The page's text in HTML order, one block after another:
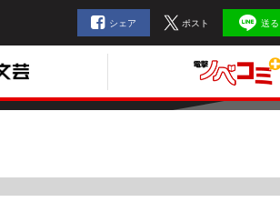
シェア ポスト 送る